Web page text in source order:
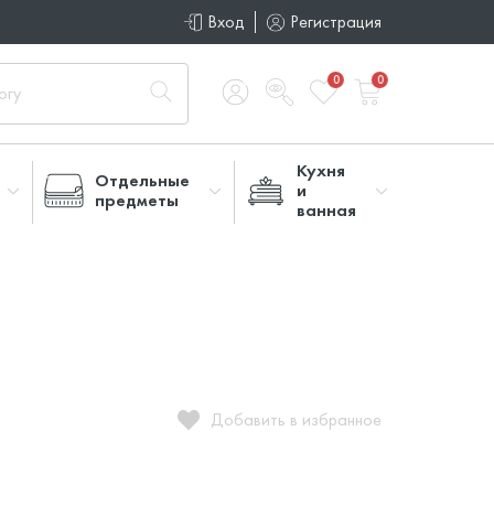
Вход Регистрация
0 0
Отдельные
предметы
Кухня
и
ванная
Добавить в избранное